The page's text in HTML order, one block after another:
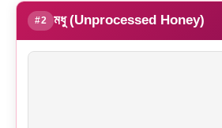
#2 মধু (Unprocessed Honey)